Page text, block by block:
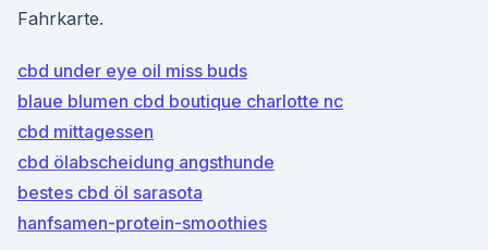
Fahrkarte.
cbd under eye oil miss buds
blaue blumen cbd boutique charlotte nc
cbd mittagessen
cbd ölabscheidung angsthunde
bestes cbd öl sarasota
hanfsamen-protein-smoothies